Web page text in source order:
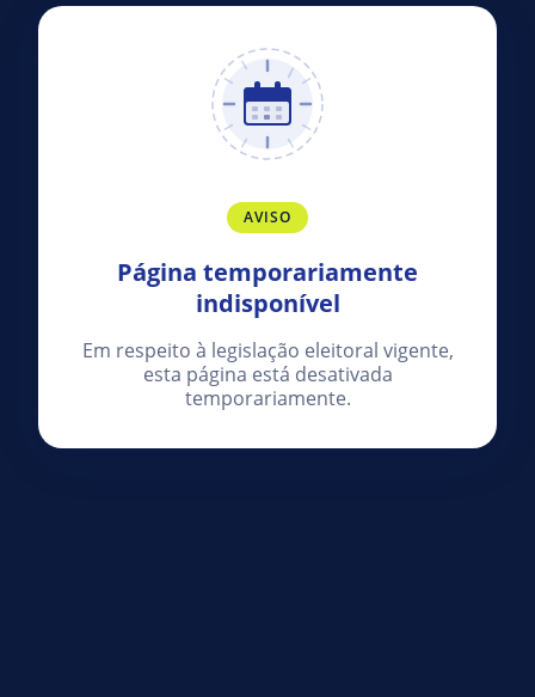
AVISO
Página temporariamente
indisponível
Em respeito à legislação eleitoral vigente,
esta página está desativada
temporariamente.